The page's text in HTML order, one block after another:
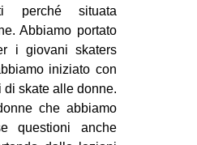
in
Fb
tw
perché situata
Abbiamo portato
i giovani skaters
iniziato con
di skate alle donne.
che abbiamo
questioni anche